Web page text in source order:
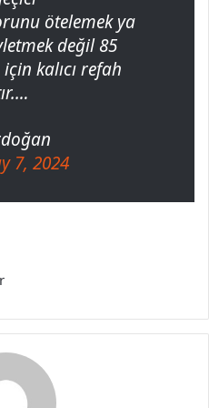
ötelemek ya
değil 85
kalıcı refah
7, 2024